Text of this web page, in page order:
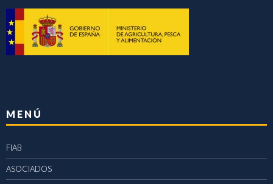
MENÚ
FIAB
ASOCIADOS